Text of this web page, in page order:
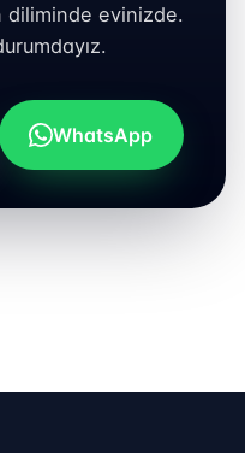
diliminde evinizde.
WhatsApp